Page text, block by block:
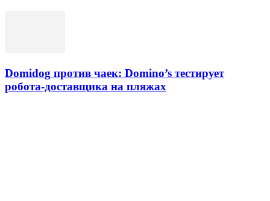
Domidog против чаек: Domino’s тестирует
робота-доставщика на пляжах